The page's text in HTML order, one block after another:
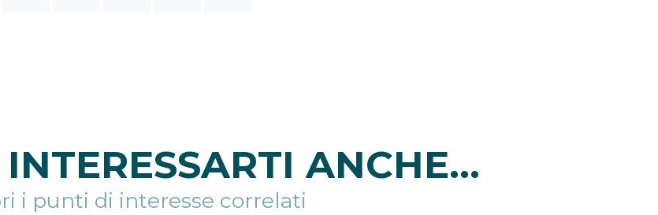
ANCHE...
i punti di interesse correlati